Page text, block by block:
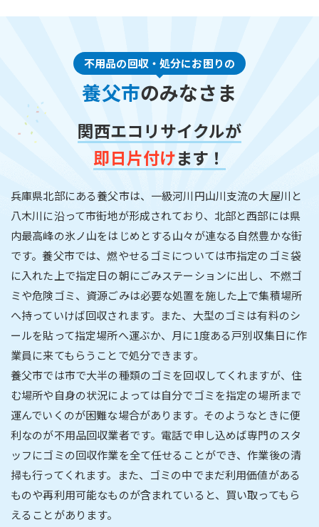
不用品の回収・処分にお困りの
養父市のみなさま
関西エコリサイクルが
即日片付けます！
兵庫県北部にある養父市は、一級河川円山川支流の大屋川と
八木川に沿って市街地が形成されており、北部と西部には県
内最高峰の氷ノ山をはじめとする山々が連なる自然豊かな街
です。養父市では、燃やせるゴミについては市指定のゴミ袋
に入れた上で指定日の朝にごみステーションに出し、不燃ゴ
ミや危険ゴミ、資源ごみは必要な処置を施した上で集積場所
へ持っていけば回収されます。また、大型のゴミは有料のシ
ールを貼って指定場所へ運ぶか、月に1度ある戸別収集日に作
業員に来てもらうことで処分できます。
養父市では市で大半の種類のゴミを回収してくれますが、住
む場所や自身の状況によっては自分でゴミを指定の場所まで
運んでいくのが困難な場合があります。そのようなときに便
利なのが不用品回収業者です。電話で申し込めば専門のスタ
ッフにゴミの回収作業を全て任せることができ、作業後の清
掃も行ってくれます。また、ゴミの中でまだ利用価値がある
ものや再利用可能なものが含まれていると、買い取ってもら
えることがあります。